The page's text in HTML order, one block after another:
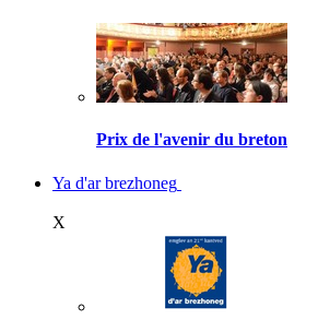
Prix de l'avenir du breton
Ya d'ar brezhoneg
X